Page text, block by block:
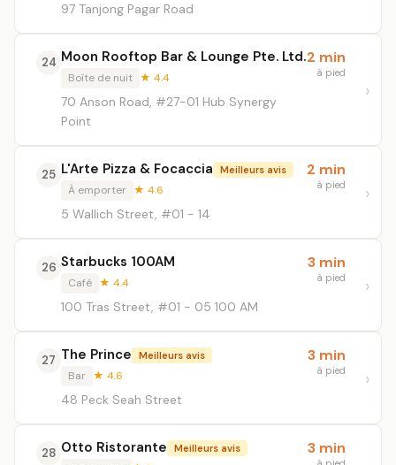
97 Tanjong Pagar Road
24 Moon Rooftop Bar & Lounge Pte. Ltd.
Boîte de nuit ★ 4.4
70 Anson Road, #27-01 Hub Synergy
Point
2 min
à pied
25 L'Arte Pizza & Focaccia Meilleurs avis
À emporter ★ 4.6
5 Wallich Street, #01 - 14
2 min
à pied
26 Starbucks 100AM
Café ★ 4.4
100 Tras Street, #01 - 05 100 AM
3 min
à pied
27 The Prince Meilleurs avis
Bar ★ 4.6
48 Peck Seah Street
3 min
à pied
28 Otto Ristorante Meilleurs avis 3 min